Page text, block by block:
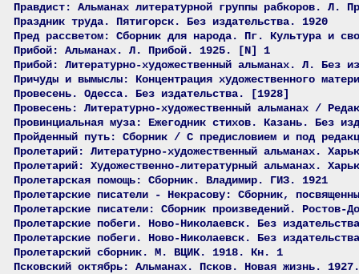
Правдист: Альманах литературной группы рабкоров. Л.
Праздник труда. Пятигорск. Без издательства. 1920
Пред рассветом: Сборник для народа. Пг. Культура и
Прибой: Альманах. Л. Прибой. 1925. [N] 1
Прибой: Литературно-художественный альманах. Л. Без
Причуды и вымыслы: Концентрация художественного
Провесень. Одесса. Без издательства. [1928]
Провесень: Литературно-художественный альманах /
Провинциальная муза: Ежегодник стихов. Казань. Без
Пройденный путь: Сборник / С предисловием и под
Пролетарий: Литературно-художественный альманах.
Пролетарий: Художественно-литературный альманах.
Пролетарская помощь: Сборник. Владимир. ГИЗ. 1921
Пролетарские писатели - Некрасову: Сборник,
Пролетарские писатели: Сборник произведений.
Пролетарские побеги. Ново-Николаевск. Без
Пролетарские побеги. Ново-Николаевск. Без
Пролетарский сборник. М. ВЦИК. 1918. Кн. 1
Псковский октябрь: Альманах. Псков. Новая жизнь.